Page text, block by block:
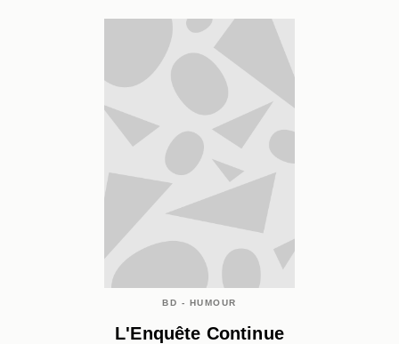
BD - HUMOUR
L'Enquête Continue